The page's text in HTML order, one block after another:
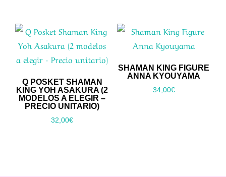
Q POSKET SHAMAN
KING YOH ASAKURA (2
MODELOS A ELEGIR –
PRECIO UNITARIO)
32,00€
SHAMAN KING FIGURE
ANNA KYOUYAMA
34,00€